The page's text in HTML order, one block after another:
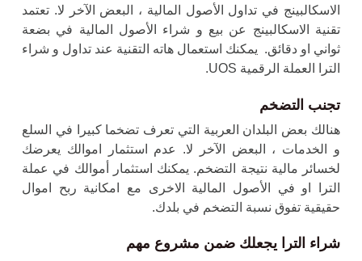
الاسكالبينج في تداول الأصول المالية ، البعض الآخر لا. تعتمد
تقنية الاسكالبينج عن بيع و شراء الأصول المالية في بضعة
ثواني او دقائق. يمكنك استعمال هاته التقنية عند تداول و شراء
الترا
العملة الرقمية UOS.
تجنب التضخم
هنالك بعض البلدان العربية التي تعرف تضخما كبيرا في السلع
و الخدمات ، البعض الآخر لا. عدم استثمار اموالك يعرضك
لخسائر مالية نتيجة التضخم. يمكنك استثمار أموالك في عملة
الترا او في الأصول المالية الاخرى مع امكانية ربح اموال
حقيقية تفوق نسبة التضخم في بلدك.
شراء الترا يجعلك ضمن مشروع مهم